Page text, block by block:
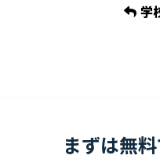
学
まずは無